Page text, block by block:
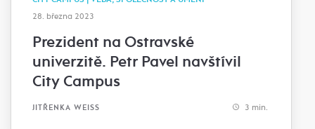
28. března 2023
Prezident na Ostravské
univerzitě. Petr Pavel navštívil
City Campus
JITŘENKA WEISS 3 min.